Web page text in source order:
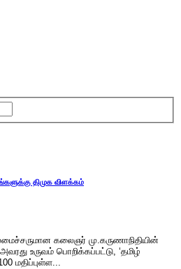
திமுக விளக்கம்
கலைஞர் மு.கருணாநிதியின்
உருவம் பொறிக்கப்பட்டு, ‘தமிழ்
மதிப்புள்ள...